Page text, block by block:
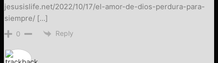
jesusislife.net/2022/10/17/el-amor-de-dios-perdura-para-
siempre/ […]
0 Reply